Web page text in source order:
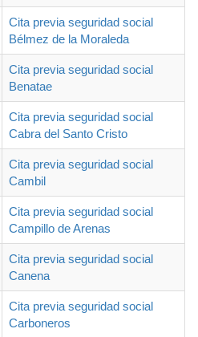
Cita previa seguridad social
Bélmez de la Moraleda
Cita previa seguridad social
Benatae
Cita previa seguridad social
Cabra del Santo Cristo
Cita previa seguridad social
Cambil
Cita previa seguridad social
Campillo de Arenas
Cita previa seguridad social
Canena
Cita previa seguridad social
Carboneros